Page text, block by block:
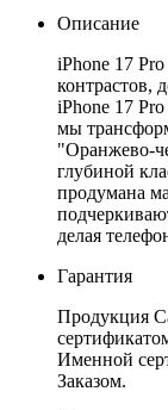
Описание
iPhone 17
контрастов,
iPhone 17
мы
"Оранжево-
глубиной
продумана
делая
Гарантия
Продукция
Именной
Заказом.